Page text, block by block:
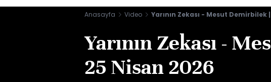
Anasayfa Video Yarının Zekası - Mesut Demirbilek
Yarının Zekası -
25 Nisan 2026